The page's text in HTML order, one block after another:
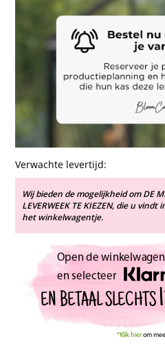
Verwachte levertijd:
Wij bieden de mogelijkheid om DE
LEVERWEEK TE KIEZEN, die u
het winkelwagentje.
Open de winkelwagen
en selecteer
EN BETAAL SLECHTS
*Klik hierom